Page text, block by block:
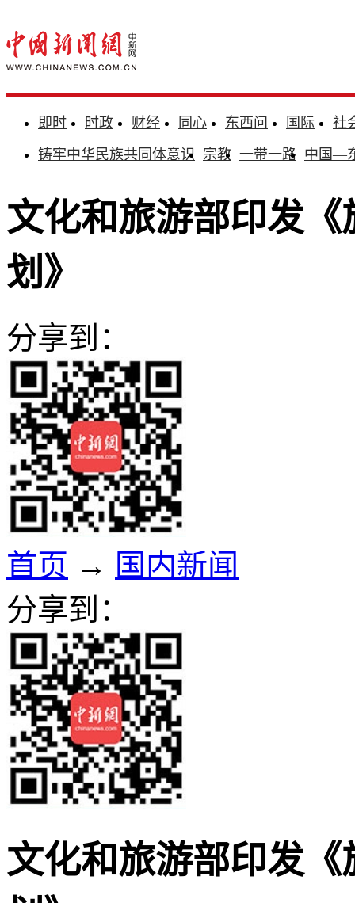
即时 时政 财经 同心 东西问 国际
社
铸牢中华民族共同体意识 宗教 一带一路 中国—
文化和旅游部印发
划》
分享到：
首页 → 国内新闻
分享到：
文化和旅游部印发